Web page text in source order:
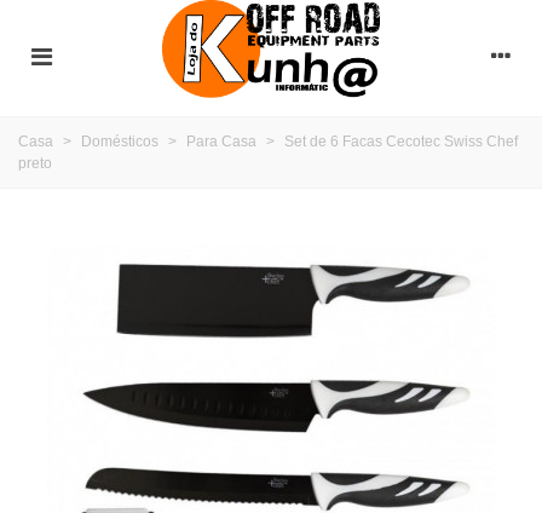
Casa > Domésticos > Para Casa >
Set de 6 Facas Cecotec Swiss Chef
preto